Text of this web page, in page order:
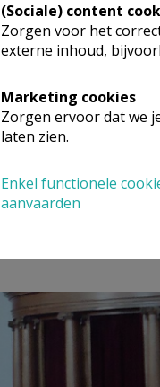
(Sociale) content
Zorgen voor het
externe inhoud,
Marketing cookies
Zorgen ervoor dat we
laten zien.
Enkel functionele
aanvaarden